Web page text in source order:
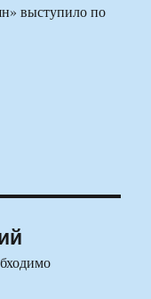
выступило по